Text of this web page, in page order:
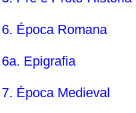
6. Época Romana
6a. Epigrafia
7. Época Medieval